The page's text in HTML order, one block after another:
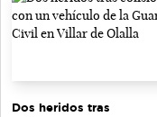
Dos heridos tras